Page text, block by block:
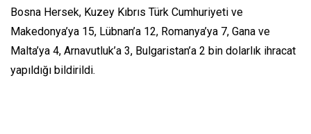
Bosna Hersek, Kuzey Kıbrıs Türk Cumhuriyeti ve
Makedonya’ya 15, Lübnan’a 12, Romanya’ya 7, Gana ve
Malta’ya 4, Arnavutluk’a 3, Bulgaristan’a 2 bin dolarlık ihracat
yapıldığı bildirildi.